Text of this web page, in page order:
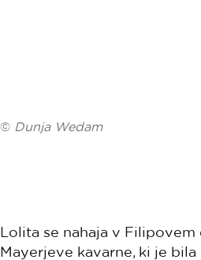
© Dunja Wedam
Lolita se nahaja v
Mayerjeve kavarne, ki je